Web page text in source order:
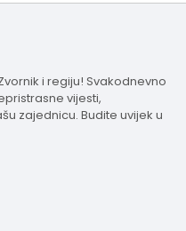
i regiju! Svakodnevno
vijesti,
zajednicu. Budite uvijek u